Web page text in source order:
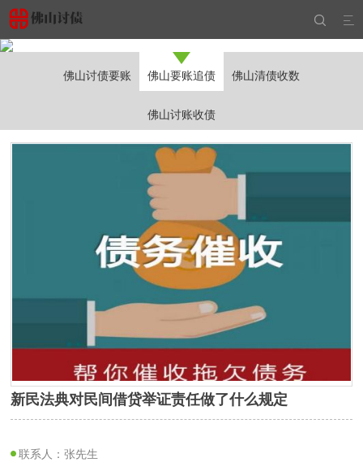


佛山讨债要账 佛山要账追债 佛山清债收数
佛山讨账收债
新民法典对民间借贷举证责任做了什么规定
联系人：张先生